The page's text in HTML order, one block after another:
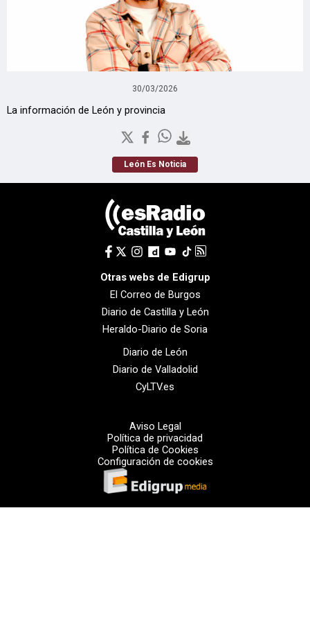
30/03/2026
La información de León y provincia
León Es Noticia
Otras webs de Edigrup
El Correo de Burgos
Diario de Castilla y León
Heraldo-Diario de Soria
Diario de León
Diario de Valladolid
CyLTV.es
Aviso Legal
Política de privacidad
Política de Cookies
Configuración de cookies